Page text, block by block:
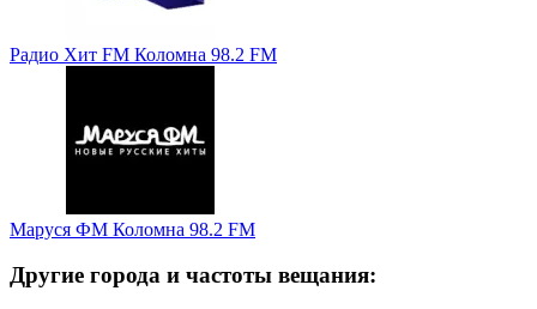
Радио Хит FM Коломна 98.2 FM
Маруся ФМ Коломна 98.2 FM
Другие города и частоты вещания: